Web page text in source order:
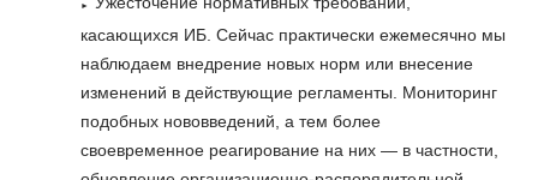
касающихся ИБ. Сейчас практически ежемесячно мы
наблюдаем внедрение новых норм или внесение
изменений в действующие регламенты. Мониторинг
подобных нововведений, а тем более
своевременное реагирование на них — в частности,